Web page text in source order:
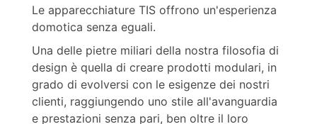
Le apparecchiature TIS offrono un'esperienza
domotica senza eguali.
Una delle pietre miliari della nostra filosofia di
design è quella di creare prodotti modulari, in
grado di evolversi con le esigenze dei nostri
clienti, raggiungendo uno stile all'avanguardia
e prestazioni senza pari, ben oltre il loro